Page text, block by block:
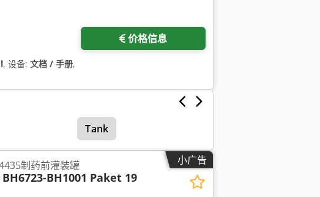
价格信息
, 设备: 文档 / 手册,
Tank
小广告
制药前灌装罐
BH6723-BH1001 Paket 19